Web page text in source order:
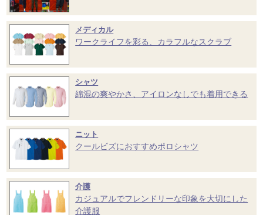
メディカル
ワークライフを彩る、カラフルなスクラブ
シャツ
綿混の爽やかさ、アイロンなしでも着用できる
ニット
クールビズにおすすめポロシャツ
介護
カジュアルでフレンドリーな印象を大切にした
介護服